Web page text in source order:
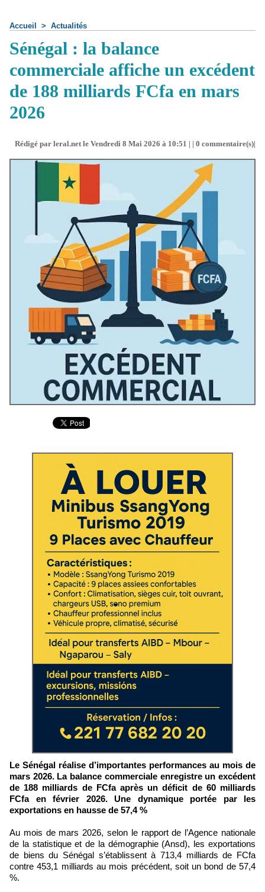
Accueil > Actualités
Sénégal : la balance
commerciale affiche un excédent
de 188 milliards FCfa en mars
2026
Rédigé par leral.net le Vendredi 8 Mai 2026 à 10:51 | | 0 commentaire(s)|
Le Sénégal réalise d’importantes performances au mois de
mars 2026. La balance commerciale enregistre un excédent
de 188 milliards de FCfa après un déficit de 60 milliards
FCfa en février 2026. Une dynamique portée par les
exportations en hausse de 57,4 %
Au mois de mars 2026, selon le rapport de l’Agence nationale
de la statistique et de la démographie (Ansd), les exportations
de biens du Sénégal s’établissent à 713,4 milliards de FCfa
contre 453,1 milliards au mois précédent, soit un bond de 57,4
%.